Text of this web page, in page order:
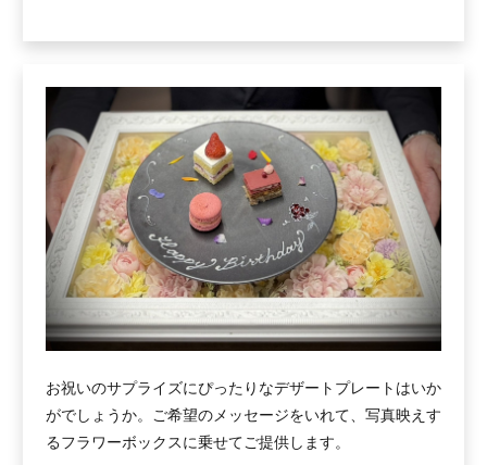
お祝いのサプライズにぴったりなデザートプレートはいか
がでしょうか。ご希望のメッセージをいれて、写真映えす
るフラワーボックスに乗せてご提供します。